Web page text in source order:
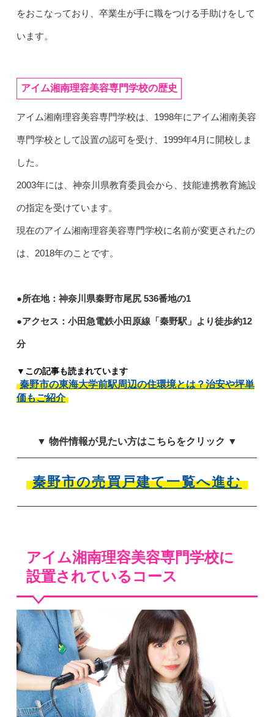
をおこなっており、卒業生が手に職をつける手助けをして
います。
アイム湘南理容美容専門学校の歴史
アイム湘南理容美容専門学校は、1998年にアイム湘南美容
専門学校として設置の認可を受け、1999年4月に開校しま
した。
2003年には、神奈川県教育委員会から、技能連携教育施設
の指定を受けています。
現在のアイム湘南理容美容専門学校に名前が変更されたの
は、2018年のことです。
●所在地：神奈川県秦野市尾尻 536番地の1
●アクセス：小田急電鉄小田原線「秦野駅」より徒歩約12
分
▼この記事も読まれています
秦野市の東海大学前駅周辺の住環境とは？治安や坪単
価もご紹介
▼ 物件情報が見たい方はこちらをクリック ▼
秦野市の売買戸建て一覧へ進む
アイム湘南理容美容専門学校に
設置されているコース